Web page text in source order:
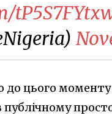
цього моменту